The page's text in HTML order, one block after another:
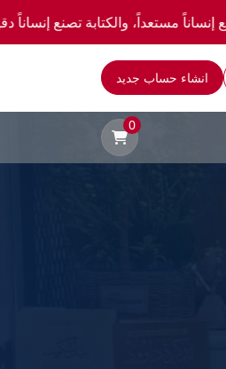
تصنع إنساناً دقيقاً." —احصل علي عروض وخصومات
انشاء حساب جديد
0